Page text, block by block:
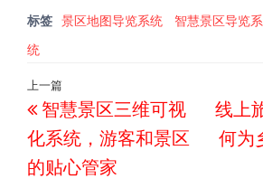
标签 景区地图导览系统 智慧景区导览
统
文
章
导
航
上
一
篇
文
上一篇
智慧景区三维可视
化系统，游客和景区
的贴心管家
线上
何为